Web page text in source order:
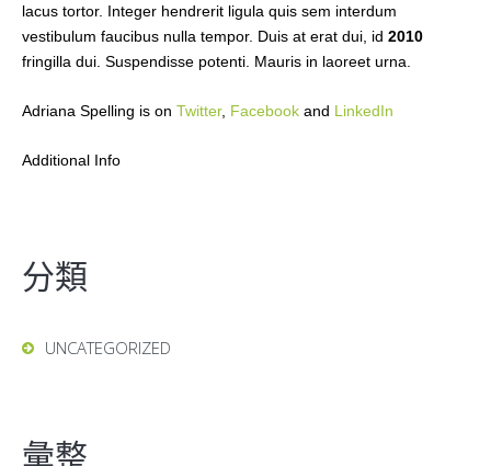
lacus tortor. Integer hendrerit ligula quis sem interdum
vestibulum faucibus nulla tempor. Duis at erat dui, id 2010
fringilla dui. Suspendisse potenti. Mauris in laoreet urna.
Adriana Spelling is on Twitter, Facebook and LinkedIn
Additional Info
分類
UNCATEGORIZED
彙整